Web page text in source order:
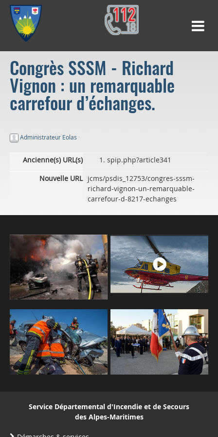
Congrès SSSM - Richard
Vignon : un remarquable
carrefour d’échanges.
Administrateur Eolas ·
Ancienne(s) URL(s)
spip.php?article341
Nouvelle URL jcms/psdis_12753/congres-sssm-
richard-vignon-un-remarquable-
carrefour-d-8217-echanges
Service Départemental d'Incendie et de Secours
des Alpes-Maritimes